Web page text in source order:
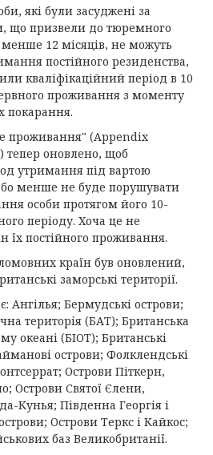
які були засуджені за
що призвели до тюремного
12 місяців, не можуть
постійного резиденства,
кваліфікаційний період в 10
проживання з моменту
покарання.
проживання" (Appendix
тепер оновлено, щоб
утримання під вартою
менше не буде порушувати
особи протягом його 10-
періоду. Хоча це не
їх постійного проживання.
країн був оновлений,
заморські території.
Ангілья; Бермудські острови;
територія (БАТ); Британська
океані (БІОТ); Британські
острови; Фолклендські
Острови Піткерн,
Острови Святої Єлени,
Кунья; Південна Георгія і
Острови Теркс і Кайкос;
баз Великобританії.